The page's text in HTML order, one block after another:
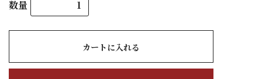
数量
カートに入れる